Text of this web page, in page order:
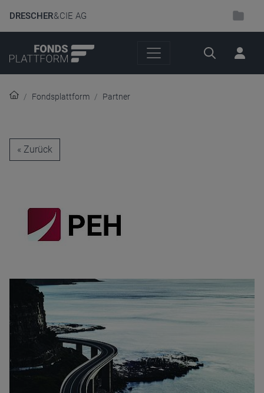
DRESCHER& CIE AG
Suche
Fondsplattform Partner
« Zurück